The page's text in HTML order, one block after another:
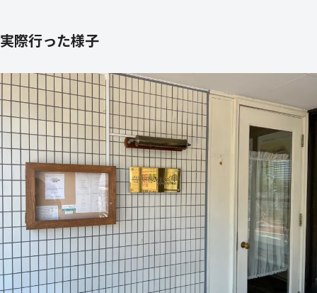
実際行った様子